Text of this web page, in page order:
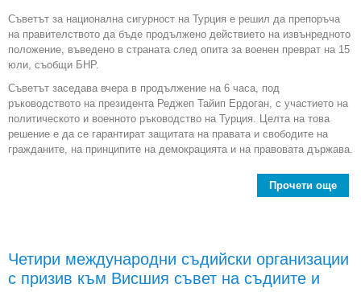
Съветът за национална сигурност на Турция е решил да препоръча
на правителството да бъде продължено действието на извънредното
положение, въведено в страната след опита за военен преврат на 15
юли, съобщи БНР.
Съветът заседава вчера в продължение на 6 часа, под
ръководството на президента Реджеп Тайип Ердоган, с участието на
политическото и военното ръководство на Турция. Целта на това
решение е да се гарантират защитата на правата и свободите на
гражданите, на принципите на демокрацията и на правовата държава.
Прочети още
Четири международни съдийски организации
с призив към Висшия съвет на съдиите и